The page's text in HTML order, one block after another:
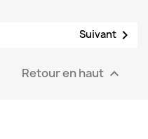
Suivant 
Retour en haut 